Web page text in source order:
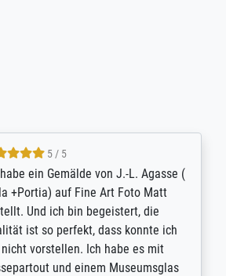
4.8 / 5
absolument irréprochable.
diversité des thèmes
et personnalisation des
(recadrage, réajustement des
Relation clientèle parfaite.
réception sans aucun